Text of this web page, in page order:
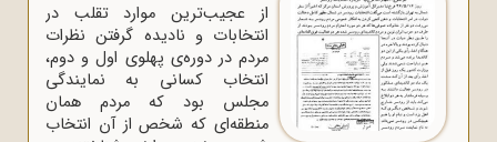
از عجیب‌ترین موارد تقلب در
انتخابات و نادیده گرفتن نظرات
مردم در دوره‌ی پهلوی اول و دوم،
انتخاب کسانی به نمایندگی
مجلس بود که مردم همان
منطقه‌ای که شخص از آن انتخاب